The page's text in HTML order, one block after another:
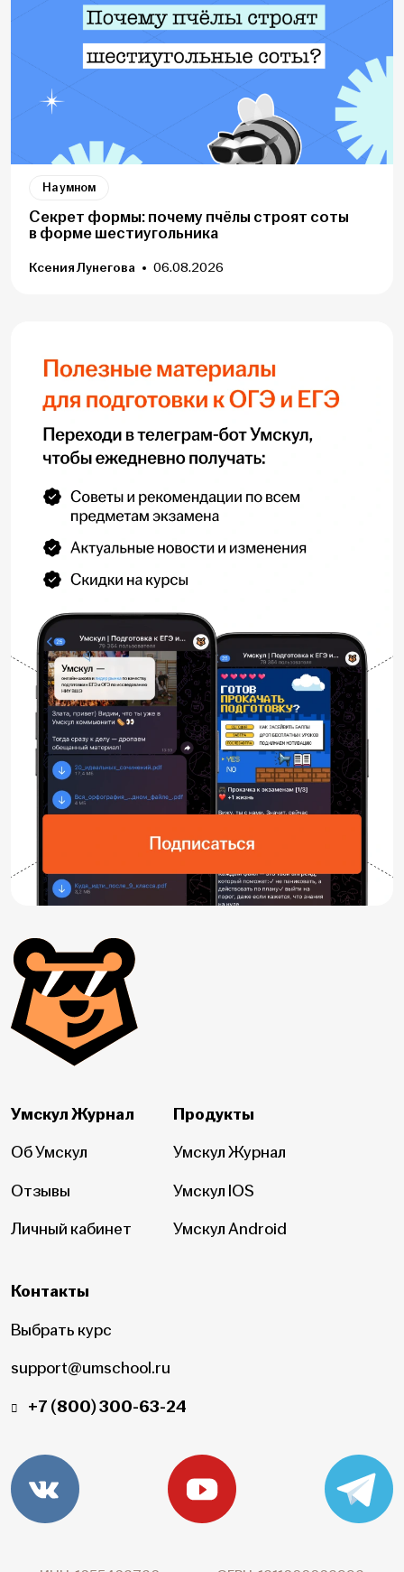
На умном
Секрет формы: почему пчёлы строят соты
в форме шестиугольника
Ксения Лунегова 06.08.2026
Умскул Журнал
Об Умскул
Отзывы
Личный кабинет
Продукты
Умскул Журнал
Умскул IOS
Умскул Android
Контакты
Выбрать курс
support@umschool.ru
+7 (800) 300-63-24